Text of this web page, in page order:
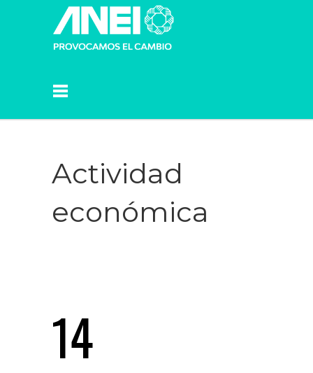
Actividad
económica
14